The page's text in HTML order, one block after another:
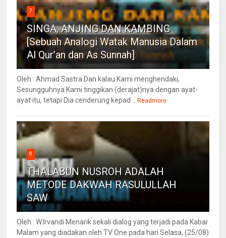
7
SINGA, ANJING DAN KAMBING
[Sebuah Analogi Watak Manusia Dalam
Al Qur’an dan As Sunnah]
Oleh : Ahmad Sastra Dan kalau Kami menghendaki,
Sesungguhnya Kami tinggikan (derajat)nya dengan ayat-
ayat itu, tetapi Dia cenderung kepad...
Readmore
8
THALABUN NUSROH ADALAH
METODE DAKWAH RASULULLAH
SAW
Oleh : W.Irvandi Menarik sekali dialog yang terjadi pada Kabar
Malam yang diadakan oleh TV One pada hari Selasa, (25/08)